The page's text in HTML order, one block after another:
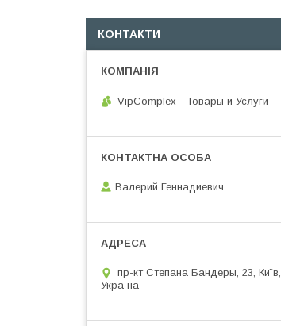
КОНТАКТИ
VipComplex - Товары и Услуги
Валерий Геннадиевич
пр-кт Степана Бандеры, 23, Київ,
Україна